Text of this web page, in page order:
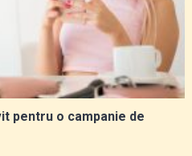
pentru o campanie de